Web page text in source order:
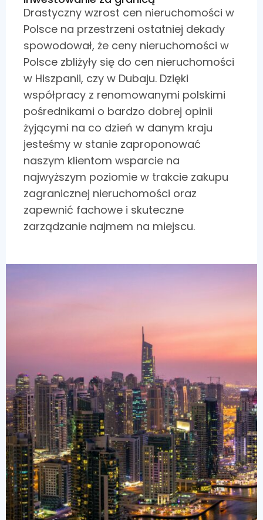
Drastyczny wzrost cen nieruchomości w
Polsce na przestrzeni ostatniej dekady
spowodował, że ceny nieruchomości w
Polsce zbliżyły się do cen nieruchomości
w Hiszpanii, czy w Dubaju. Dzięki
współpracy z renomowanymi polskimi
pośrednikami o bardzo dobrej opinii
żyjącymi na co dzień w danym kraju
jesteśmy w stanie zaproponować
naszym klientom wsparcie na
najwyższym poziomie w trakcie zakupu
zagranicznej nieruchomości oraz
zapewnić fachowe i skuteczne
zarządzanie najmem na miejscu.